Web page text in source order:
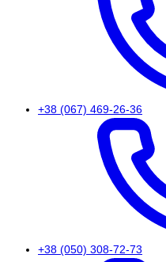
+38 (067) 469-26-36
+38 (050) 308-72-73